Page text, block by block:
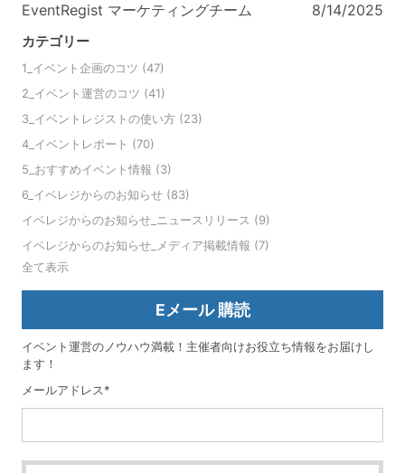
EventRegist マーケティングチーム 8/14/2025
カテゴリー
1_イベント企画のコツ (47)
2_イベント運営のコツ (41)
3_イベントレジストの使い方 (23)
4_イベントレポート (70)
5_おすすめイベント情報 (3)
6_イベレジからのお知らせ (83)
イベレジからのお知らせ_ニュースリリース (9)
イベレジからのお知らせ_メディア掲載情報 (7)
全て表示
Eメール 購読
イベント運営のノウハウ満載！主催者向けお役立ち情報をお届けし
ます！
メールアドレス*